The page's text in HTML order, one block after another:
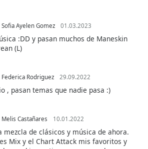
Sofia Ayelen Gomez 01.03.2023
:DD y pasan muchos de Maneskin
(L)
Federica Rodriguez 29.09.2022
, pasan temas que nadie pasa :)
Melis Castañares 10.01.2022
mezcla de clásicos y música de ahora.
Mix y el Chart Attack mis favoritos y